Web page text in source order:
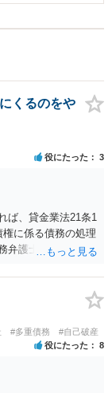
、破産管財人の調
て、本件のように
え込まず、早めに
くるのをや
役にたった 3
ば、貸金業法21条1
に係る債務の処理
弁護士共同法人若
な裁判所における
から書面によりそ
いのに、債務者等
クシミリ装置を用
弁済することを要
ことを要求するこ
#多重債務 #自己破産
役にたった 8